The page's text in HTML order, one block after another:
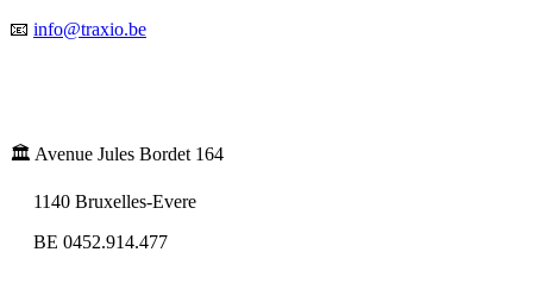
📧 info@traxio.be
🏛️ Avenue Jules Bordet 164
1140 Bruxelles-Evere
BE 0452.914.477